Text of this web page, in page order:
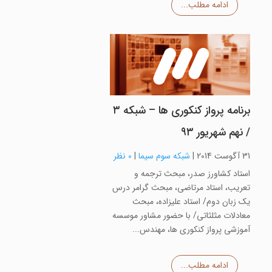
ادامه مطلب...
برنامه پرواز کنکوری ها – شبکه ۳
/ نهم شهریور ۹۳
31 آگوست 2014 | شبکه سوم سیما | 0 نظر
استاد کشاورز صدر، مبحث ترجمه و
تعریب، استاد مرتاضی، مبحث گرامر درس
یک زبان دوم/ استاد علیزاده، مبحث
معادلات مثلثاتی/ با حضور مشاور موسسه
آموزشی پرواز کنکوری ها، مهندس...
ادامه مطلب...